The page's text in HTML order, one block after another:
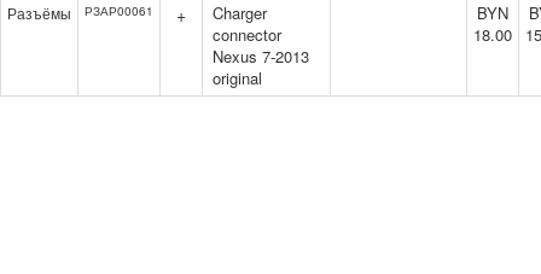
Разъёмы РЗАР00061 +
Charger
connector
Nexus 7-2013
original
BYN
18.00